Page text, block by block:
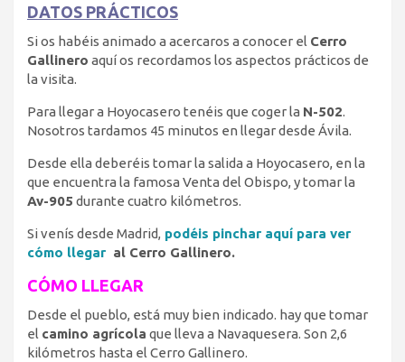
DATOS PRÁCTICOS
Si os habéis animado a acercaros a conocer el Cerro
Gallinero aquí os recordamos los aspectos prácticos de
la visita.
Para llegar a Hoyocasero tenéis que coger la N-502.
Nosotros tardamos 45 minutos en llegar desde Ávila.
Desde ella deberéis tomar la salida a Hoyocasero, en la
que encuentra la famosa Venta del Obispo, y tomar la
Av-905 durante cuatro kilómetros.
Si venís desde Madrid, podéis pinchar aquí para ver
cómo llegar al Cerro Gallinero.
CÓMO LLEGAR
Desde el pueblo, está muy bien indicado. hay que tomar
el camino agrícola que lleva a Navaquesera. Son 2,6
kilómetros hasta el Cerro Gallinero.